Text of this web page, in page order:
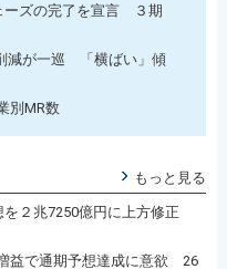
ーズの完了を宣言 ３期
減が一巡 「横ばい」傾
別MR数
もっと見る
２兆7250億円に上方修正
益で通期予想達成に意欲 26